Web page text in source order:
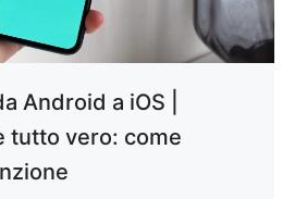
Android a iOS |
tutto vero: come